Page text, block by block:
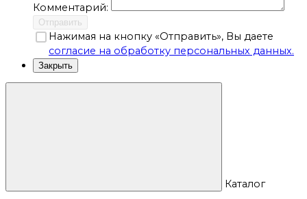
Комментарий:
Отправить
Нажимая на кнопку «Отправить», Вы даете
согласие на обработку персональных данных.
Закрыть
Каталог